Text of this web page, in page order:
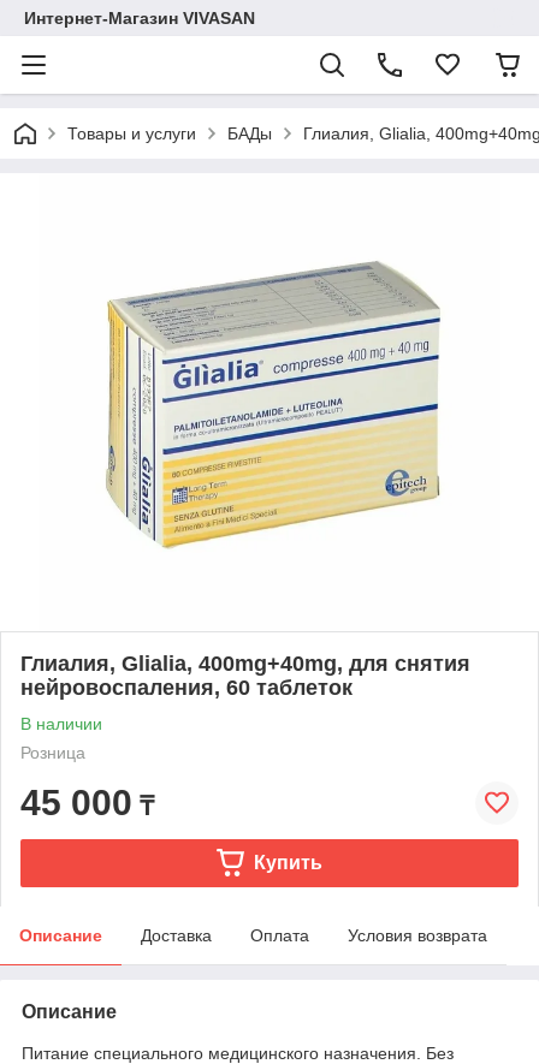
Интернет-Магазин VIVASAN
Товары и услуги БАДы Глиалия, Glialia,
Глиалия, Glialia, 400mg+40mg, для снятия
нейровоспаления, 60 таблеток
В наличии
Розница
45 000 ₸
Купить
Описание Доставка Оплата Условия возврата
Описание
Питание специального медицинского назначения. Без